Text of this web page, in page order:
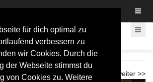
für dich optimal zu
verbessern zu
wir Cookies. Durch die
der Webseite stimmst du
von Cookies zu. Weitere
Gelbe-Jonge
weiter >>